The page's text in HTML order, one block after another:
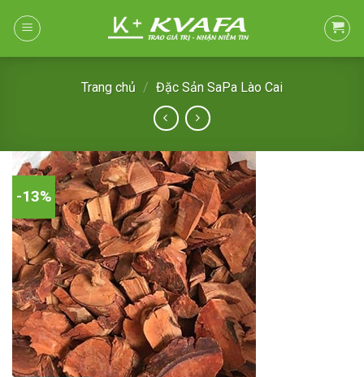
Trang chủ / Đặc Sản SaPa Lào Cai
-13%